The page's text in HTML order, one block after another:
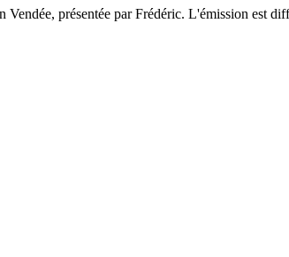
présentée par Frédéric. L'émission est